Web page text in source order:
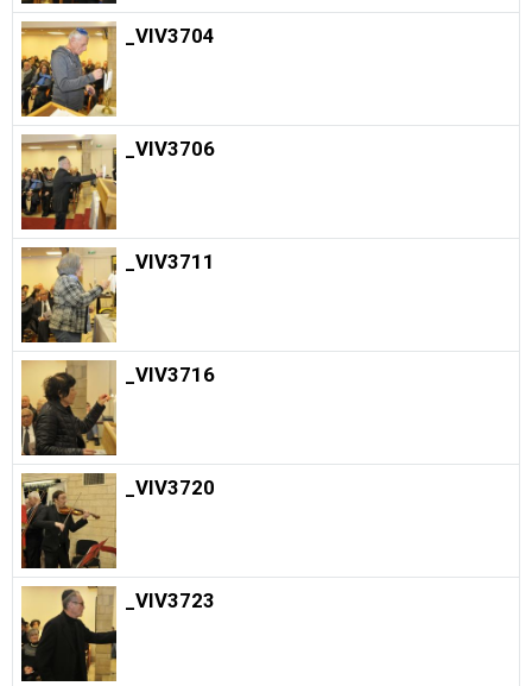
_VIV3704
_VIV3706
_VIV3711
_VIV3716
_VIV3720
_VIV3723